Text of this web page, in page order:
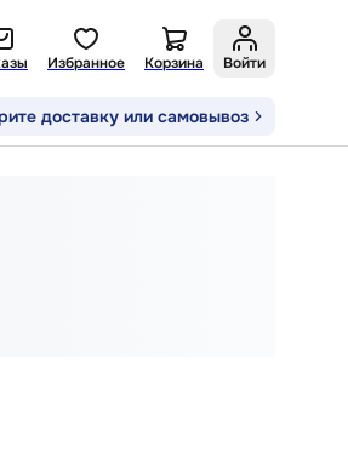
Избранное Корзина Войти
доставку или самовывоз